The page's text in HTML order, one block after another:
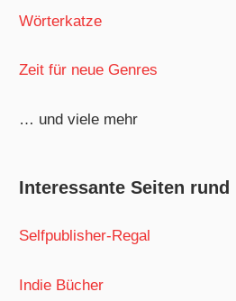
Wörterkatze
Zeit für neue Genres
… und viele mehr
Interessante Seiten rund
Selfpublisher-Regal
Indie Bücher